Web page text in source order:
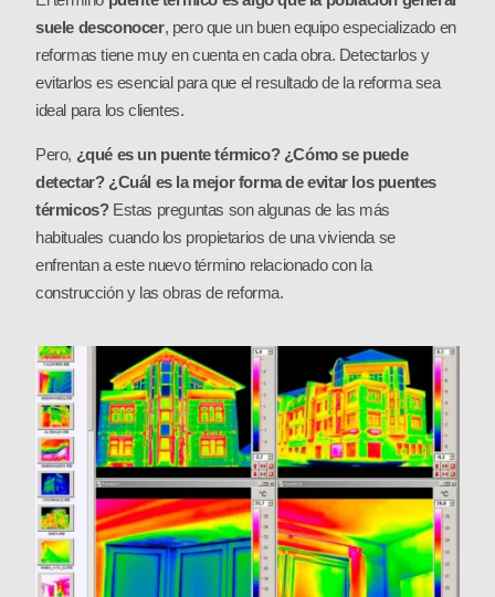
suele desconocer, pero que un buen equipo especializado en
reformas tiene muy en cuenta en cada obra. Detectarlos y
evitarlos es esencial para que el resultado de la reforma sea
ideal para los clientes.
Pero, ¿qué es un puente térmico? ¿Cómo se puede
detectar? ¿Cuál es la mejor forma de evitar los puentes
térmicos?Estas preguntas son algunas de las más
habituales cuando los propietarios de una vivienda se
enfrentan a este nuevo término relacionado con la
construcción y las obras de reforma.